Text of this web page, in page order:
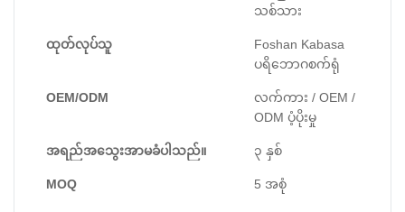
သစ်သား
ထုတ်လုပ်သူ
Foshan Kabasa
ပရိဘောဂစက်ရုံ
OEM/ODM
လက်ကား / OEM /
ODM ပံ့ပိုးမှု
အရည်အသွေးအာမခံပါသည်။ ၃ နှစ်
MOQ 5 အစုံ